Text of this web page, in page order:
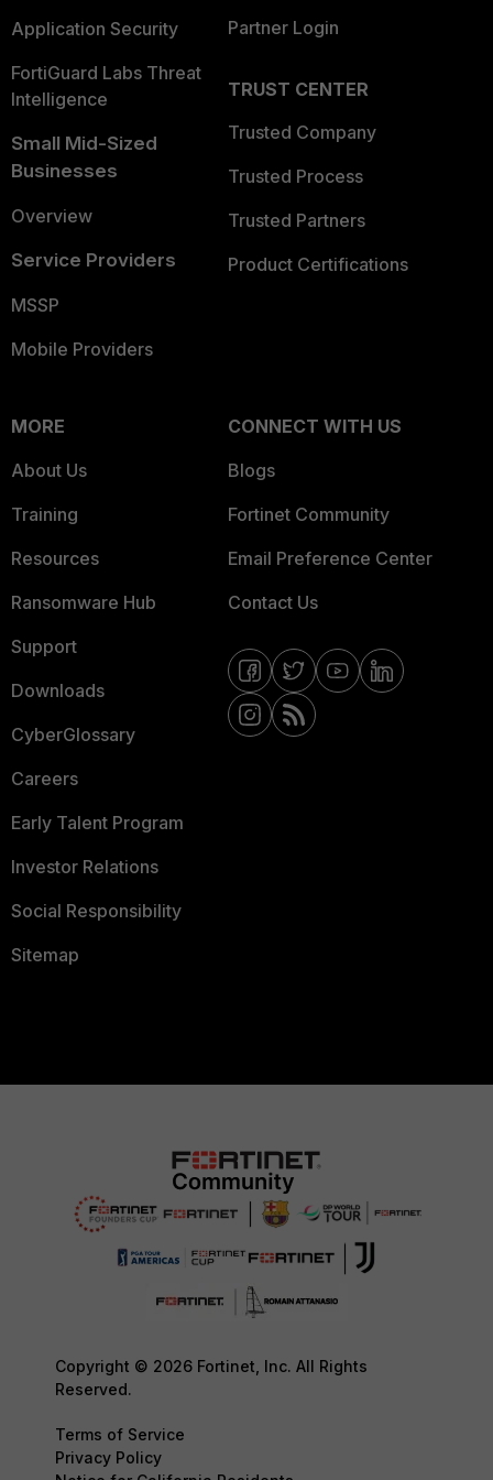
Application Security
FortiGuard Labs Threat
Intelligence
Small Mid-Sized
Businesses
Overview
Service Providers
MSSP
Mobile Providers
Partner Login
TRUST CENTER
Trusted Company
Trusted Process
Trusted Partners
Product Certifications
MORE
About Us
Training
Resources
Ransomware Hub
Support
Downloads
CyberGlossary
Careers
Early Talent Program
Investor Relations
Social Responsibility
Sitemap
CONNECT WITH US
Blogs
Fortinet Community
Email Preference Center
Contact Us
Copyright © 2026 Fortinet, Inc. All Rights
Reserved.
Terms of Service
Privacy Policy